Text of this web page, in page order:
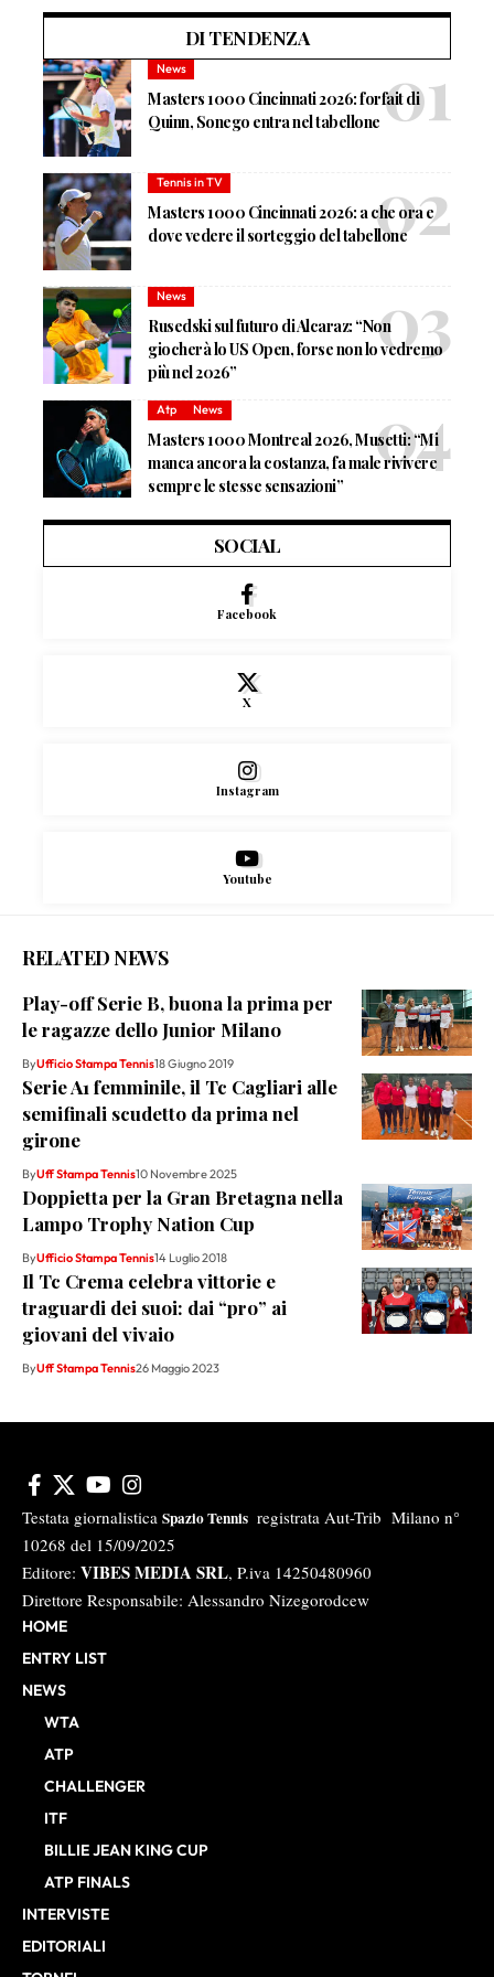
DI TENDENZA
News
Masters 1000 Cincinnati 2026: forfait di
Quinn, Sonego entra nel tabellone
Tennis in TV
Masters 1000 Cincinnati 2026: a che ora e
dove vedere il sorteggio del tabellone
News
Rusedski sul futuro di Alcaraz: “Non
giocherà lo US Open, forse non lo vedremo
più nel 2026”
Atp News
Masters 1000 Montreal 2026, Musetti: “Mi
manca ancora la costanza, fa male rivivere
sempre le stesse sensazioni”
SOCIAL
Facebook
X
Instagram
Youtube
RELATED NEWS
Play-off Serie B, buona la prima per
le ragazze dello Junior Milano
ByUfficio Stampa Tennis18 Giugno 2019
Serie A1 femminile, il Tc Cagliari alle
semifinali scudetto da prima nel
girone
ByUff Stampa Tennis10 Novembre 2025
Doppietta per la Gran Bretagna nella
Lampo Trophy Nation Cup
ByUfficio Stampa Tennis14 Luglio 2018
Il Tc Crema celebra vittorie e
traguardi dei suoi: dai “pro” ai
giovani del vivaio
ByUff Stampa Tennis26 Maggio 2023
Testata giornalistica Spazio Tennis registrata Aut-Trib Milano n°
10268 del 15/09/2025
Editore: VIBES MEDIA SRL, P.iva 14250480960
Direttore Responsabile: Alessandro Nizegorodcew
HOME
ENTRY LIST
NEWS
WTA
ATP
CHALLENGER
ITF
BILLIE JEAN KING CUP
ATP FINALS
INTERVISTE
EDITORIALI